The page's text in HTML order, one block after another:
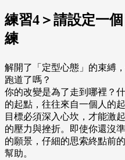
練習4＞請設定一
練
解開了「定型心態」的束縛
跑道了嗎？
你的改變是為了走到哪裡？
的起點，往往來自一個人的
目標必須深入心坎，才能激
的壓力與挫折。即使你還沒
的願景，仔細的思索終點前
幫助。